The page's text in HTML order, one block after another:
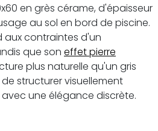
en grès cérame, d'épaisseur
au sol en bord de piscine.
aux contraintes d'un
que son effet pierre
plus naturelle qu'un gris
structurer visuellement
une élégance discrète.